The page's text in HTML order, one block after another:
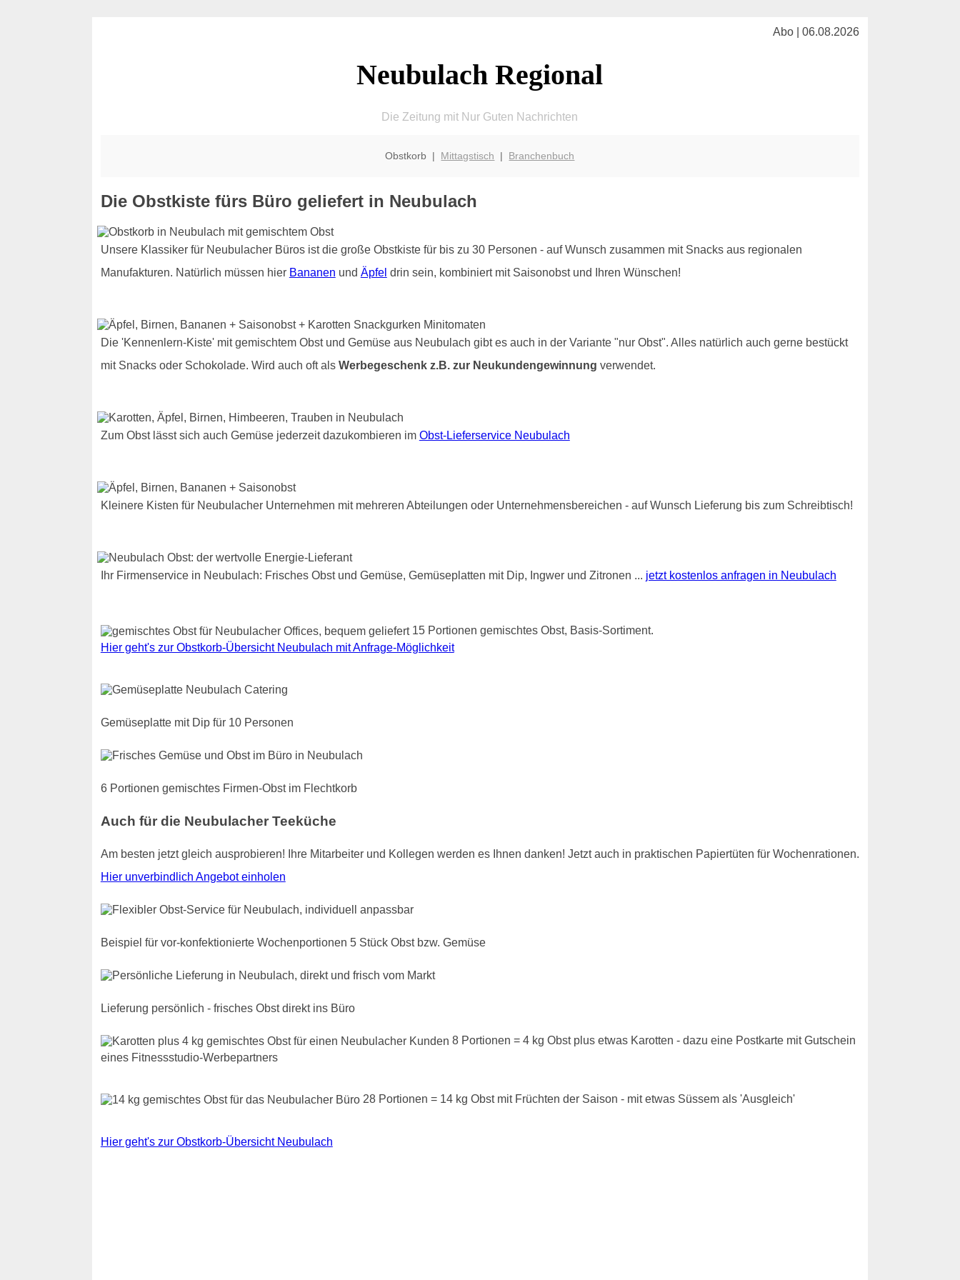
Abo | 06.08.2026
Neubulach Regional
Die Zeitung mit Nur Guten Nachrichten
Obstkorb | Mittagstisch | Branchenbuch
Die Obstkiste fürs Büro geliefert in Neubulach
Unsere Klassiker für Neubulacher Büros ist die große Obstkiste für bis zu 30 Personen - auf Wunsch zusammen mit Snacks aus regionalen
Manufakturen. Natürlich müssen hier Bananen und Äpfel drin sein, kombiniert mit Saisonobst und Ihren Wünschen!
Die 'Kennenlern-Kiste' mit gemischtem Obst und Gemüse aus Neubulach gibt es auch in der Variante "nur Obst". Alles natürlich auch gerne bestückt
mit Snacks oder Schokolade. Wird auch oft als Werbegeschenk z.B. zur Neukundengewinnung verwendet.
Zum Obst lässt sich auch Gemüse jederzeit dazukombieren im Obst-Lieferservice Neubulach
Kleinere Kisten für Neubulacher Unternehmen mit mehreren Abteilungen oder Unternehmensbereichen - auf Wunsch Lieferung bis zum Schreibtisch!
Ihr Firmenservice in Neubulach: Frisches Obst und Gemüse, Gemüseplatten mit Dip, Ingwer und Zitronen ... jetzt kostenlos anfragen in Neubulach
15 Portionen gemischtes Obst, Basis-Sortiment.
Hier geht's zur Obstkorb-Übersicht Neubulach mit Anfrage-Möglichkeit
Gemüseplatte mit Dip für 10 Personen
6 Portionen gemischtes Firmen-Obst im Flechtkorb
Auch für die Neubulacher Teeküche
Am besten jetzt gleich ausprobieren! Ihre Mitarbeiter und Kollegen werden es Ihnen danken! Jetzt auch in praktischen Papiertüten für Wochenrationen.
Hier unverbindlich Angebot einholen
Beispiel für vor-konfektionierte Wochenportionen 5 Stück Obst bzw. Gemüse
Lieferung persönlich - frisches Obst direkt ins Büro
8 Portionen = 4 kg Obst plus etwas Karotten - dazu eine Postkarte mit Gutschein
eines Fitnessstudio-Werbepartners
28 Portionen = 14 kg Obst mit Früchten der Saison - mit etwas Süssem als 'Ausgleich'
Hier geht's zur Obstkorb-Übersicht Neubulach